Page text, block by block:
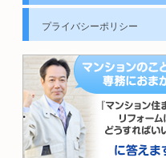
プライバシーポリシー